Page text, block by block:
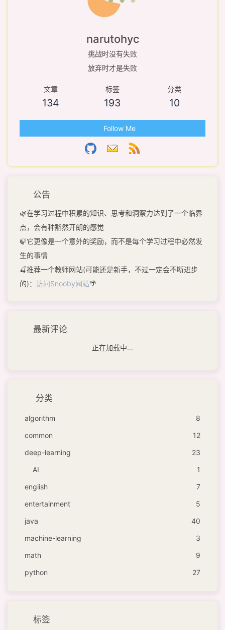
narutohyc
挑战时没有失败
放弃时才是失败
文章
134
标签
193
分类
10
Follow Me
公告
🌿在学习过程中积累的知识、思考和洞察力达到了一个临界
点，会有种豁然开朗的感觉
🍃它更像是一个意外的奖励，而不是每个学习过程中必然发
生的事情
🍒推荐一个教师网站(可能还是新手，不过一定会不断进步
的)： 访问Snooby网站🌴
最新评论
正在加载中...
分类
algorithm
8
common
12
deep-learning
23
AI
1
english
7
entertainment
5
java
40
machine-learning
3
math
9
python
27
标签